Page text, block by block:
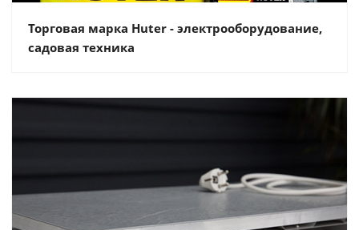
Торговая марка Huter - электрооборудование,
садовая техника